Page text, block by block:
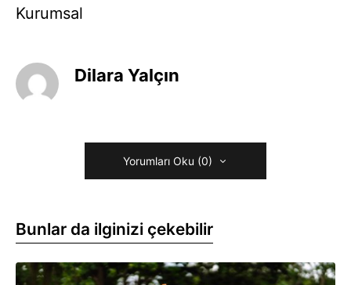
Kurumsal
Dilara Yalçın
Yorumları Oku (0)
Bunlar da ilginizi çekebilir